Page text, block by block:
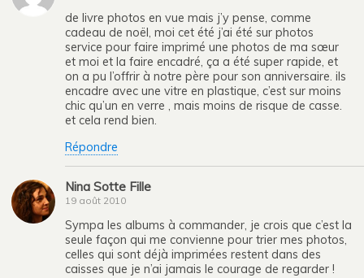
de livre photos en vue mais j’y pense, comme
cadeau de noël, moi cet été j’ai été sur photos
service pour faire imprimé une photos de ma sœur
et moi et la faire encadré, ça a été super rapide, et
on a pu l’offrir à notre père pour son anniversaire. ils
encadre avec une vitre en plastique, c’est sur moins
chic qu’un en verre , mais moins de risque de casse.
et cela rend bien.
Répondre
Nina Sotte Fille
19 août 2010
Sympa les albums à commander, je crois que c’est la
seule façon qui me convienne pour trier mes photos,
celles qui sont déjà imprimées restent dans des
caisses que je n’ai jamais le courage de regarder !